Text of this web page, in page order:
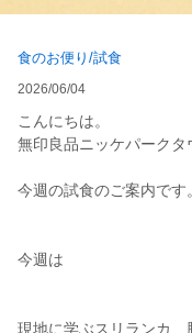
食のお便り/試食
2026/06/04
こんにちは。
無印良品ニッケパークタ
今週の試食のご案内です。
今週は
現地に学ぶスリランカ